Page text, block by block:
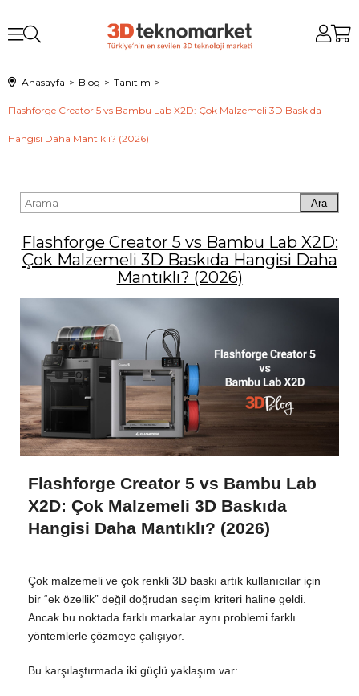
Anasayfa Blog Tanıtım
Flashforge Creator 5 vs Bambu Lab X2D: Çok Malzemeli 3D Baskıda
Hangisi Daha Mantıklı? (2026)
Ara
Flashforge Creator 5 vs Bambu Lab X2D:
Çok Malzemeli 3D Baskıda Hangisi Daha
Mantıklı? (2026)
Flashforge Creator 5 vs Bambu Lab
X2D: Çok Malzemeli 3D Baskıda
Hangisi Daha Mantıklı? (2026)
Çok malzemeli ve çok renkli 3D baskı artık kullanıcılar için
bir “ek özellik” değil doğrudan seçim kriteri haline geldi.
Ancak bu noktada farklı markalar aynı problemi farklı
yöntemlerle çözmeye çalışıyor.
Bu karşılaştırmada iki güçlü yaklaşım var: